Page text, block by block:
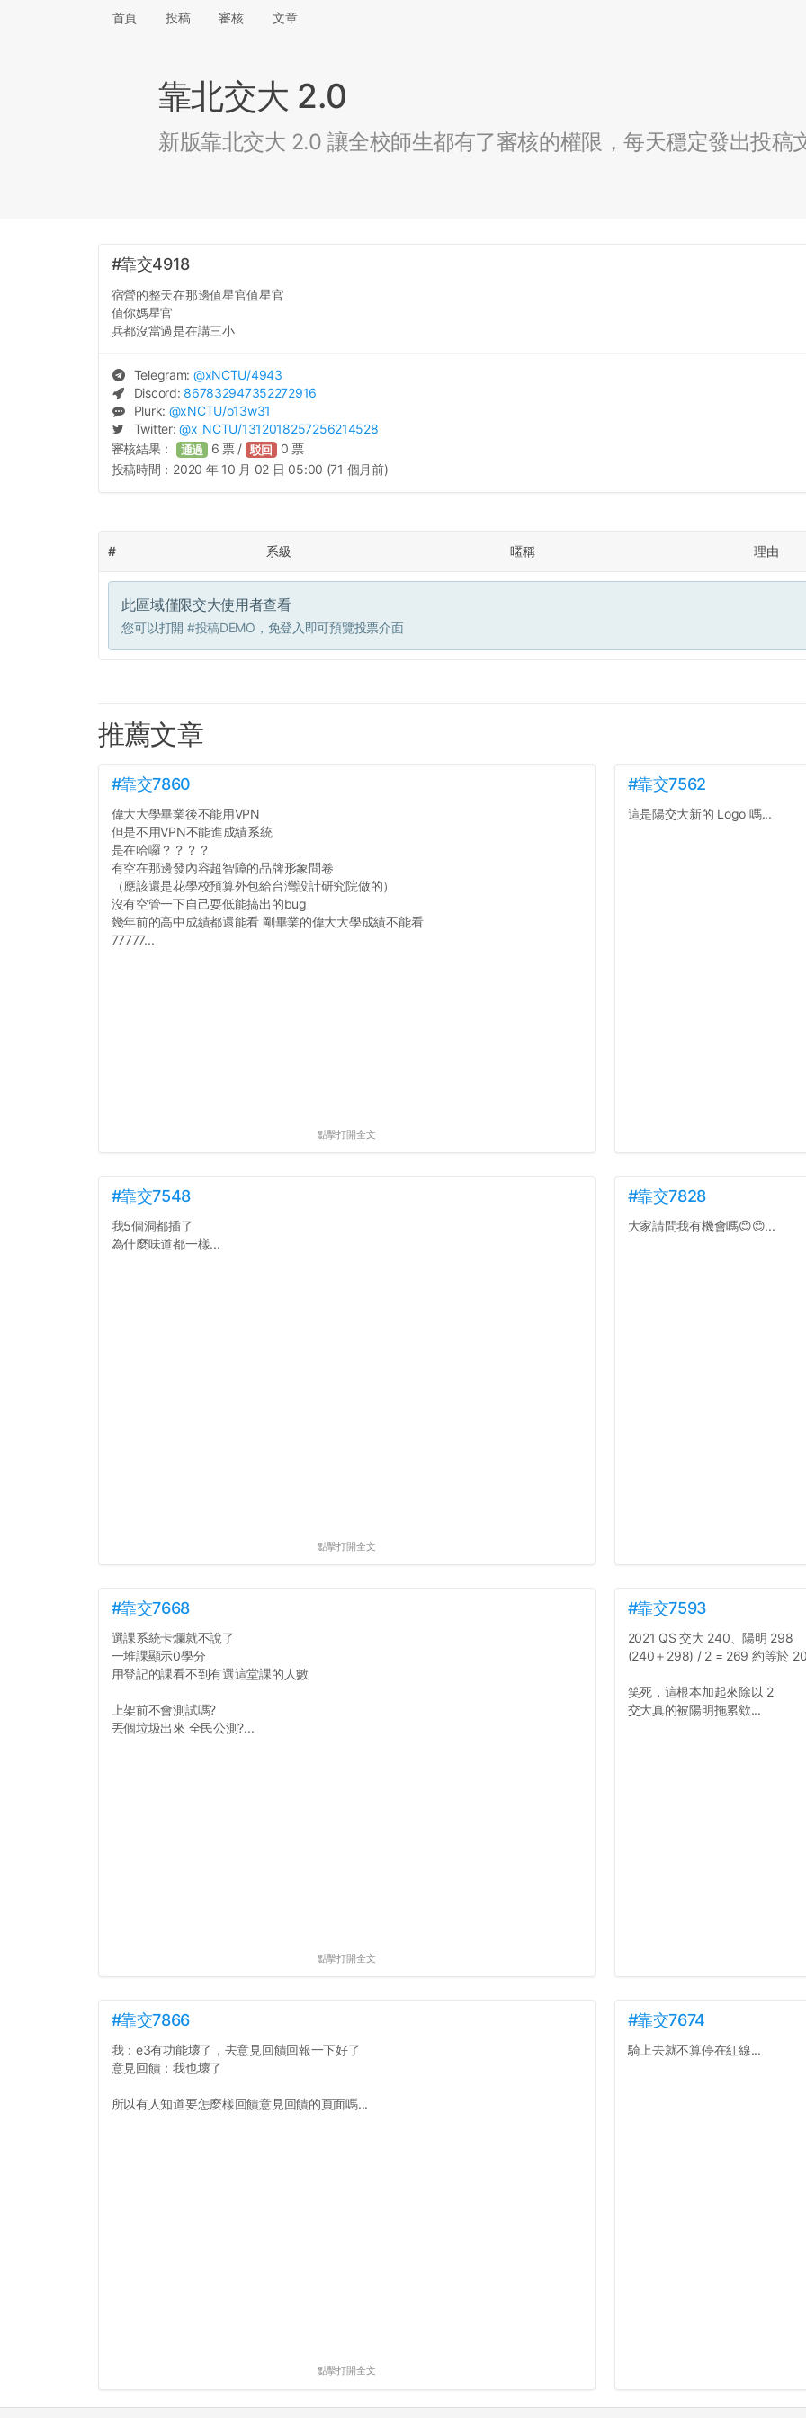
首頁 投稿 審核 文章
靠北交大 2.0
新版靠北交大 2.0 讓全校師生都有了審核的權限，每天穩定發出投稿
#靠交4918
宿營的整天在那邊值星官值星官
值你媽星官
兵都沒當過是在講三小
Telegram: @xNCTU/4943
Discord: 867832947352272916
Plurk: @xNCTU/o13w31
Twitter:@x_NCTU/1312018257256214528
審核結果： 通過 6 票 / 駁回 0 票
投稿時間： 2020 年 10 月 02 日 05:00 (71 個月前)
# 系級 暱稱 理由
此區域僅限交大使用者查看
您可以打開 #投稿DEMO ，免登入即可預覽投票介面
推薦文章
#靠交7860
偉大大學畢業後不能用VPN
但是不用VPN不能進成績系統
是在哈囉？？？？
有空在那邊發內容超智障的品牌形象問卷
（應該還是花學校預算外包給台灣設計研究院做的）
沒有空管一下自己耍低能搞出的bug
幾年前的高中成績都還能看 剛畢業的偉大大學成績不能看
77777...
點擊打開全文
#靠交7562
這是陽交大新的 Logo 嗎...
#靠交7548
我5個洞都插了
為什麼味道都一樣...
點擊打開全文
#靠交7828
大家請問我有機會嗎😊😊...
#靠交7668
選課系統卡爛就不說了
一堆課顯示0學分
用登記的課看不到有選這堂課的人數
上架前不會測試嗎?
丟個垃圾出來 全民公測?...
點擊打開全文
#靠交7593
2021 QS 交大 240、陽明 298
(240＋298) / 2 = 269 約等於
笑死，這根本加起來除以 2
交大真的被陽明拖累欸...
#靠交7866
我：e3有功能壞了，去意見回饋回報一下好了
意見回饋：我也壞了
所以有人知道要怎麼樣回饋意見回饋的頁面嗎...
點擊打開全文
#靠交7674
騎上去就不算停在紅線...